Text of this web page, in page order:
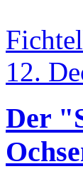
12.
Der